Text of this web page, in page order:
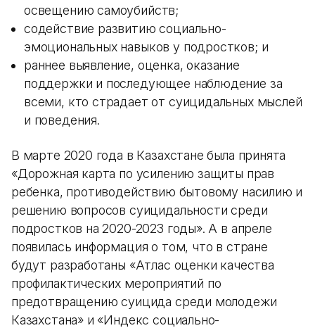
освещению самоубийств;
содействие развитию социально-
эмоциональных навыков у подростков; и
раннее выявление, оценка, оказание
поддержки и последующее наблюдение за
всеми, кто страдает от суицидальных мыслей
и поведения.
В марте 2020 года в Казахстане была принята
«Дорожная карта по усилению защиты прав
ребенка, противодействию бытовому насилию и
решению вопросов суицидальности среди
подростков на 2020-2023 годы». А в апреле
появилась информация о том, что в стране
будут разработаны «Атлас оценки качества
профилактических мероприятий по
предотвращению суицида среди молодежи
Казахстана» и «Индекс социально-